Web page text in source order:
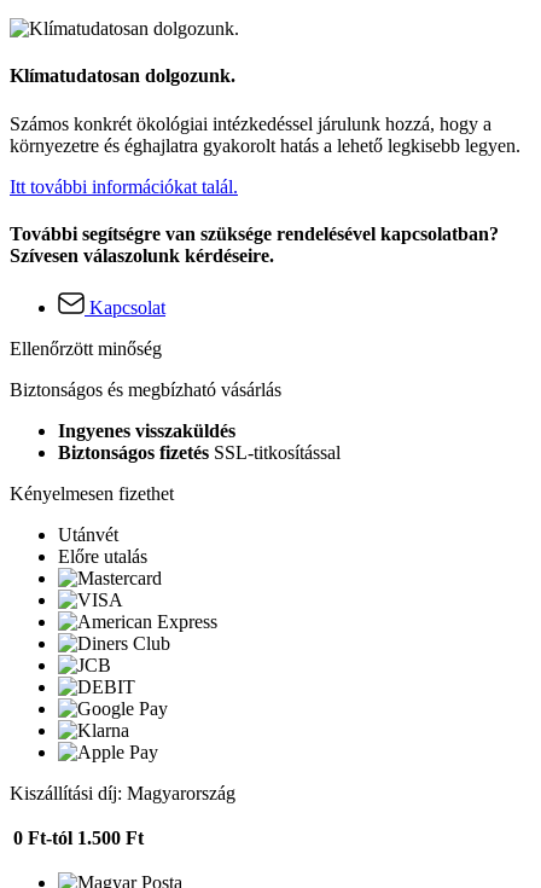
Klímatudatosan dolgozunk.
Számos konkrét ökológiai intézkedéssel járulunk hozzá, hogy a
környezetre és éghajlatra gyakorolt hatás a lehető legkisebb legyen.
Itt további információkat talál.
További segítségre van szüksége rendelésével kapcsolatban?
Szívesen válaszolunk kérdéseire.
Kapcsolat
Ellenőrzött minőség
Biztonságos és megbízható vásárlás
Ingyenes visszaküldés
Biztonságos fizetés SSL-titkosítással
Kényelmesen fizethet
Utánvét
Előre utalás
Kiszállítási díj: Magyarország
0 Ft-tól 1.500 Ft